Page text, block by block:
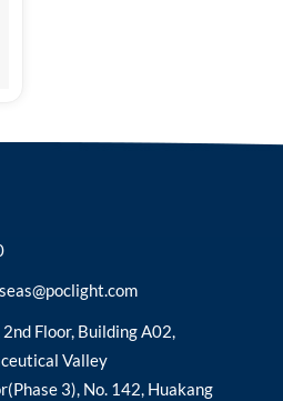
2nd Floor, Building A02,
Valley
3), No. 142, Huakang